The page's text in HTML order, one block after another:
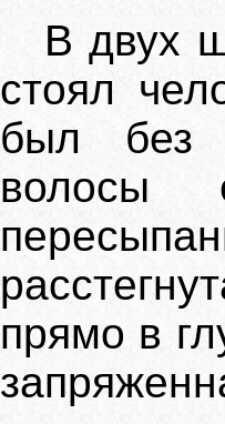
В двух
стоял
был без
волосы
прямо в